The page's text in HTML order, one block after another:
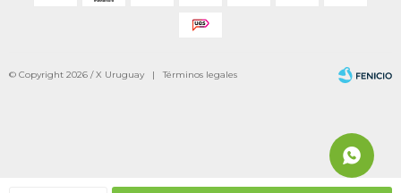
© Copyright 2026 / X Uruguay |Términos legales